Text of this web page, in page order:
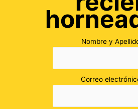
Nombre y
Correo